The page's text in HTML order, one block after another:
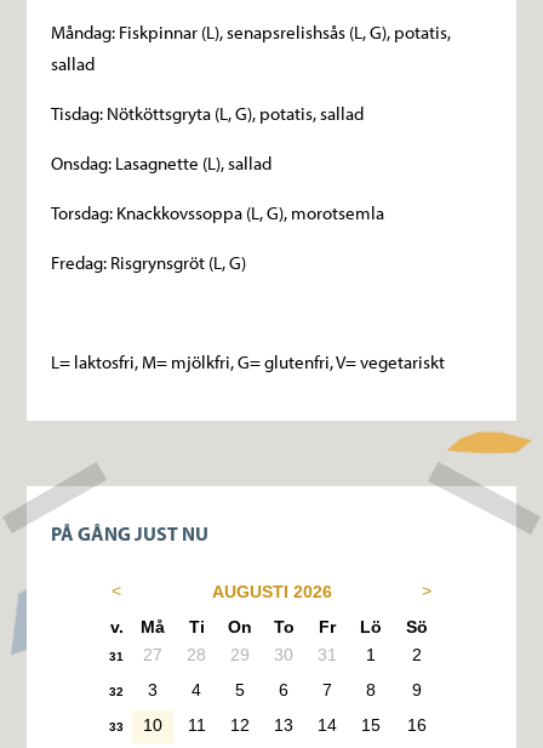
Måndag: Fiskpinnar (L), senapsrelishsås (L, G), potatis,
sallad
Tisdag: Nötköttsgryta (L, G), potatis, sallad
Onsdag: Lasagnette (L), sallad
Torsdag: Knackkovssoppa (L, G), morotsemla
Fredag: Risgrynsgröt (L, G)
L= laktosfri, M= mjölkfri, G= glutenfri, V= vegetariskt
PÅ GÅNG JUST NU
AUGUSTI 2026
v.
Må Ti On To Fr Lö Sö
31 27 28 29 30 31 1 2
32 3 4 5 6 7 8 9
33 10 11 12 13 14 15 16